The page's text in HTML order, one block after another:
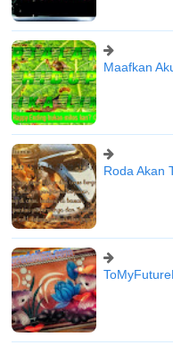
Maafkan
Roda Akan